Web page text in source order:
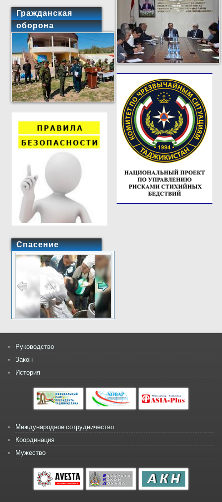
Гражданская
оборона
Спасение
Руководство
Закон
История
Международное сотрудничество
Координация
Мужество